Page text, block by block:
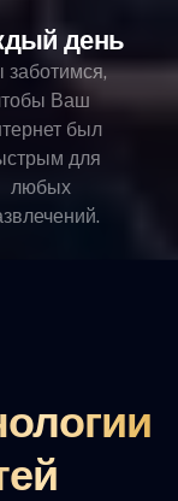
день
Ваш
был
для
любых